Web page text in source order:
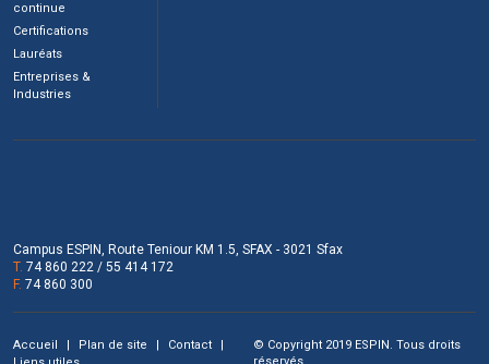
continue
Certifications
Lauréats
Entreprises &
Industries
Campus ESPIN, Route Teniour KM 1.5, SFAX - 3021 Sfax
T. 74 860 222 / 55 414 172
F. 74 860 300
Accueil Plan de site
Contact
© Copyright 2019 ESPIN. Tous droits